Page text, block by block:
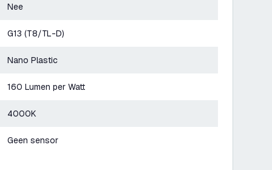
Nee
G13 (T8/TL-D)
Nano Plastic
160 Lumen per Watt
4000K
Geen sensor